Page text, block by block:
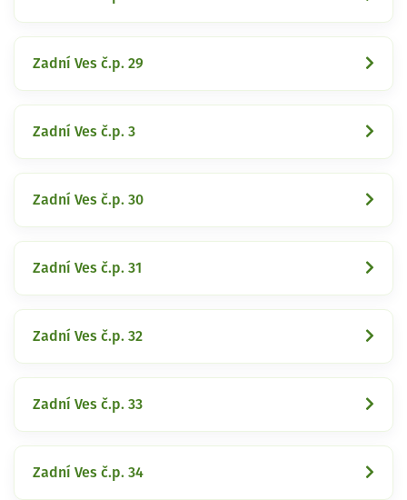
Zadní Ves č.p. 29
Zadní Ves č.p. 3
Zadní Ves č.p. 30
Zadní Ves č.p. 31
Zadní Ves č.p. 32
Zadní Ves č.p. 33
Zadní Ves č.p. 34